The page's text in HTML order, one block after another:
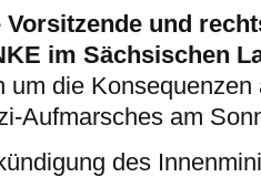
und
im Sächsischen
um die
Aufmarsches am
des